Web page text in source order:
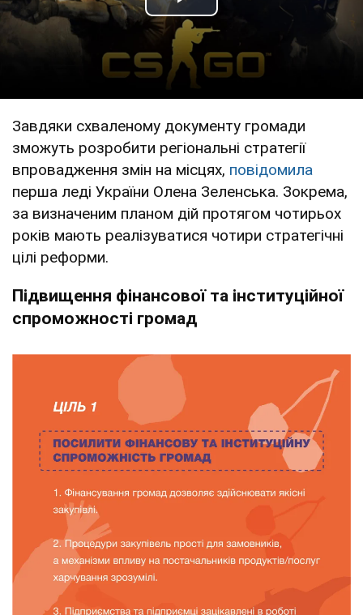
Play Video
Завдяки схваленому документу громади
зможуть розробити регіональні стратегії
впровадження змін на місцях, повідомила
перша леді України Олена Зеленська. Зокрема,
за визначеним планом дій протягом чотирьох
років мають реалізуватися чотири стратегічні
цілі реформи.
Підвищення фінансової та інституційної
спроможності громад